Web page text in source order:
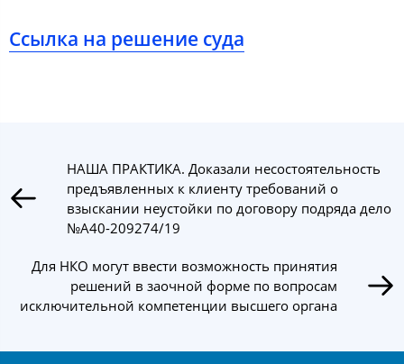
Ссылка на решение суда
НАША ПРАКТИКА. Доказали несостоятельность
предъявленных к клиенту требований о
взыскании неустойки по договору подряда дело
№А40-209274/19
Для НКО могут ввести возможность принятия
решений в заочной форме по вопросам
исключительной компетенции высшего органа